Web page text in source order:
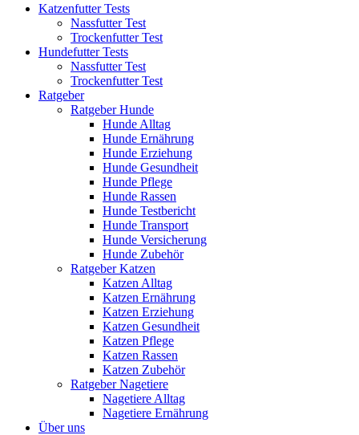
Katzenfutter Tests
Nassfutter Test
Trockenfutter Test
Hundefutter Tests
Nassfutter Test
Trockenfutter Test
Ratgeber
Ratgeber Hunde
Hunde Alltag
Hunde Ernährung
Hunde Erziehung
Hunde Gesundheit
Hunde Pflege
Hunde Rassen
Hunde Testbericht
Hunde Transport
Hunde Versicherung
Hunde Zubehör
Ratgeber Katzen
Katzen Alltag
Katzen Ernährung
Katzen Erziehung
Katzen Gesundheit
Katzen Pflege
Katzen Rassen
Katzen Zubehör
Ratgeber Nagetiere
Nagetiere Alltag
Nagetiere Ernährung
Über uns